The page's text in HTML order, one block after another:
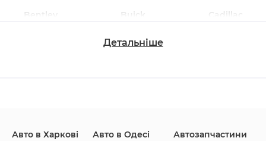
Bentley Buick Cadillac
Детальніше
Авто в Харкові
Авто в Одесі
Автозапчастини